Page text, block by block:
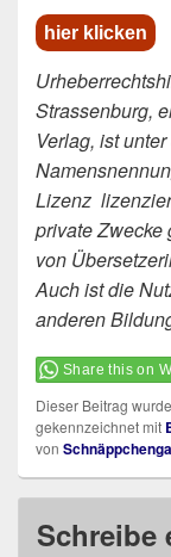
hier klicken
Strassenburg,
Verlag, ist
Lizenz
private Zwecke
von
Auch ist die
anderen
Share this on
Dieser Beitrag
gekennzeichnet mit
von
Schreibe